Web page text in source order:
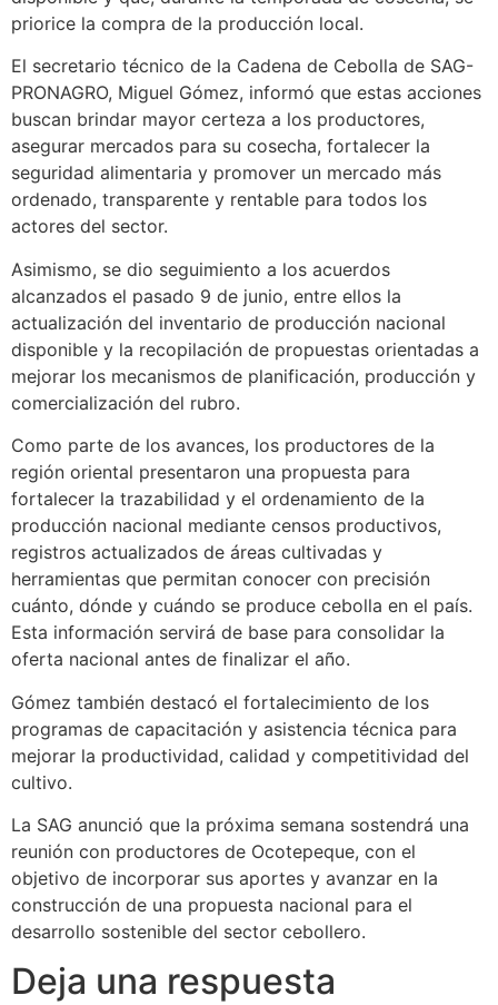
priorice la compra de la producción local.
El secretario técnico de la Cadena de Cebolla de SAG-
PRONAGRO, Miguel Gómez, informó que estas acciones
buscan brindar mayor certeza a los productores,
asegurar mercados para su cosecha, fortalecer la
seguridad alimentaria y promover un mercado más
ordenado, transparente y rentable para todos los
actores del sector.
Asimismo, se dio seguimiento a los acuerdos
alcanzados el pasado 9 de junio, entre ellos la
actualización del inventario de producción nacional
disponible y la recopilación de propuestas orientadas a
mejorar los mecanismos de planificación, producción y
comercialización del rubro.
Como parte de los avances, los productores de la
región oriental presentaron una propuesta para
fortalecer la trazabilidad y el ordenamiento de la
producción nacional mediante censos productivos,
registros actualizados de áreas cultivadas y
herramientas que permitan conocer con precisión
cuánto, dónde y cuándo se produce cebolla en el país.
Esta información servirá de base para consolidar la
oferta nacional antes de finalizar el año.
Gómez también destacó el fortalecimiento de los
programas de capacitación y asistencia técnica para
mejorar la productividad, calidad y competitividad del
cultivo.
La SAG anunció que la próxima semana sostendrá una
reunión con productores de Ocotepeque, con el
objetivo de incorporar sus aportes y avanzar en la
construcción de una propuesta nacional para el
desarrollo sostenible del sector cebollero.
Deja una respuesta